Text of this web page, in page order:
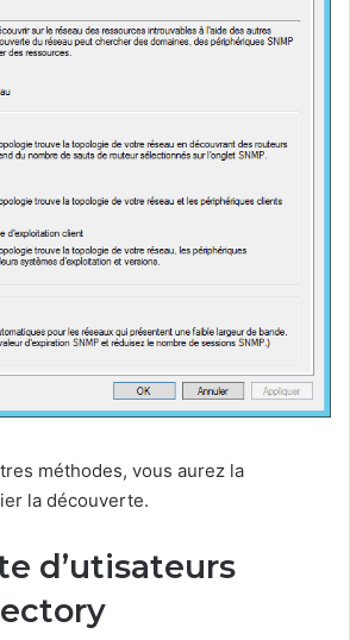
méthodes, vous aurez la
la découverte.
d’utisateurs